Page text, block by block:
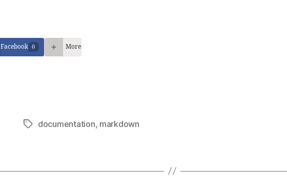
Facebook 0 More
Étiquettes
documentation, markdown